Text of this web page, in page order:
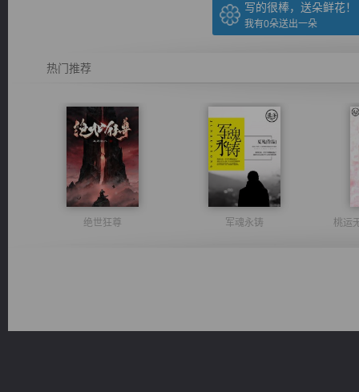
写的很棒，送朵鲜花！
我有0朵送出一朵
热门推荐
绝世狂尊 军魂永铸 桃运